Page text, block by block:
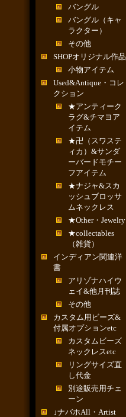
バングル
バングル（キャ
ラクター）
その他
SHOPオリジナル作品
小物アイテム
Used&Antique・コレ
クション
★アンティーク
ラグ&チマヨア
イテム
★卍（スワステ
ィカ）&サンダ
ーバードモチー
フアイテム
★ナジャ&スカ
ッシュブロッサ
ムネックレス
★Other・Jewelry
★collectables
（雑貨）
インディアン関連洋
書
アリゾナハイウ
ェイ&他月刊誌
その他
カスタム用ビーズ&
付属オプションetc
カスタムビーズ
ネックレスetc
リングサイズ直
し代金
別途販売用チェ
ーン
↓ナバホAll・Artist